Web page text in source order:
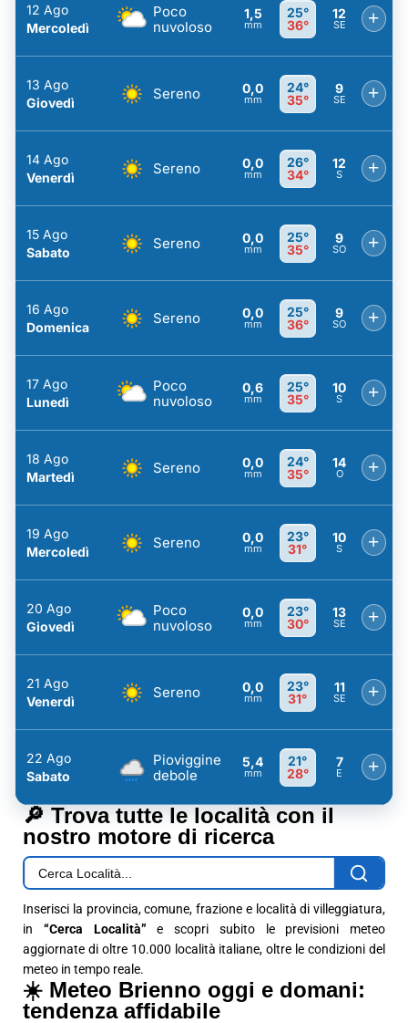
12 Ago
Mercoledì
Poco
nuvoloso
1,5
mm
25°
36°
12
SE +
13 Ago
Giovedì
Sereno 0,0
mm
24°
35°
9
SE +
14 Ago
Venerdì
Sereno 0,0
mm
26°
34°
12
S +
15 Ago
Sabato
Sereno 0,0
mm
25°
35°
9
SO +
16 Ago
Domenica
Sereno 0,0
mm
25°
36°
9
SO +
17 Ago
Lunedì
Poco
nuvoloso
0,6
mm
25°
35°
10
S +
18 Ago
Martedì
Sereno 0,0
mm
24°
35°
14
O +
19 Ago
Mercoledì
Sereno 0,0
mm
23°
31°
10
S +
20 Ago
Giovedì
Poco
nuvoloso
0,0
mm
23°
30°
13
SE +
21 Ago
Venerdì
Sereno 0,0
mm
23°
31°
11
SE +
22 Ago
Sabato
Pioviggine
debole
5,4
mm
21°
28°
7
E +
🔎 Trova tutte le località con il
nostro motore di ricerca
Inserisci la provincia, comune, frazione e località di villeggiatura,
in “Cerca Località” e scopri subito le previsioni meteo
aggiornate di oltre 10.000 località italiane, oltre le condizioni del
meteo in tempo reale.
☀️ Meteo Brienno oggi e domani:
tendenza affidabile